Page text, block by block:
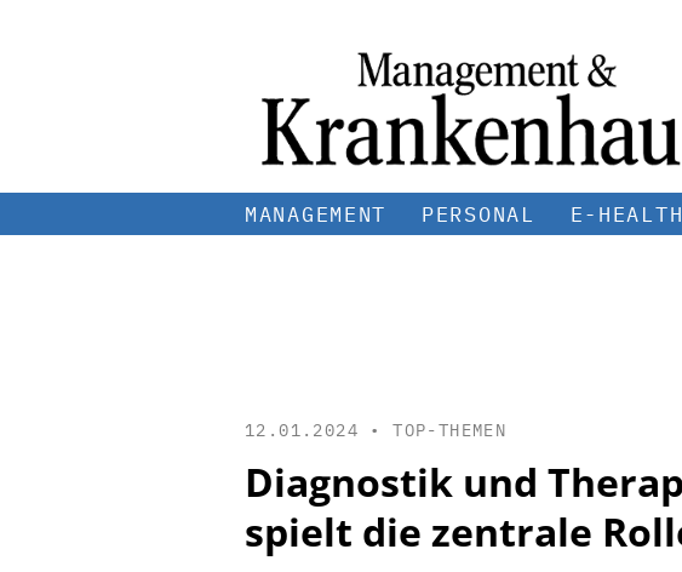
MANAGEMENT PERSONAL E-HEALTH
12.01.2024 •TOP-THEMEN
Diagnostik und
spielt die zentrale